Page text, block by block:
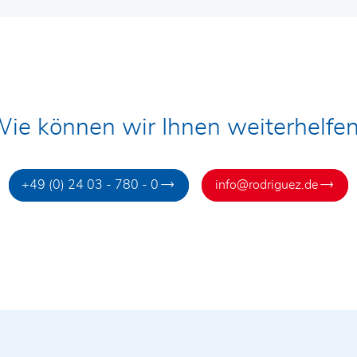
können wir Ihnen
+49 (0) 24 03 - 780 - 0 info@rodriguez.de